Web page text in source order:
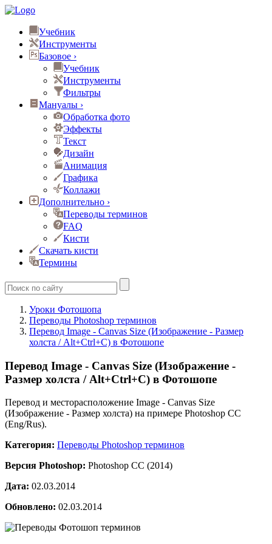
Учебник
Инструменты
Базовое ›
Учебник
Инструменты
Фильтры
Мануалы ›
Обработка фото
Эффекты
Текст
Дизайн
Анимация
Графика
Коллажи
Дополнительно ›
Переводы терминов
FAQ
Кисти
Скачать кисти
Термины
Уроки Фотошопа
Переводы Photoshop терминов
Перевод Image - Canvas Size (Изображение - Размер
холста / Alt+Ctrl+C) в Фотошопе
Перевод Image - Canvas Size (Изображение -
Размер холста / Alt+Ctrl+C) в Фотошопе
Перевод и месторасположение Image - Canvas Size
(Изображение - Размер холста) на примере Photoshop CC
(Eng/Rus).
Категория: Переводы Photoshop терминов
Версия Photoshop: Photoshop CC (2014)
Дата: 02.03.2014
Обновлено: 02.03.2014